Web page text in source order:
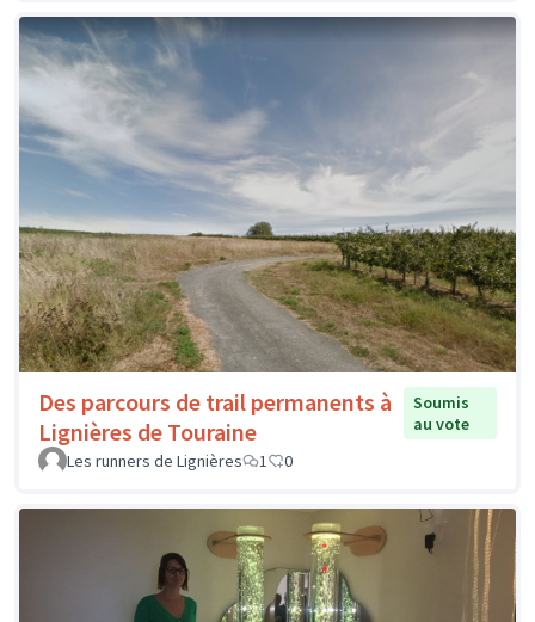
Des parcours de trail permanents à
Lignières de Touraine
Soumis
au vote
Les runners de Lignières
1 0